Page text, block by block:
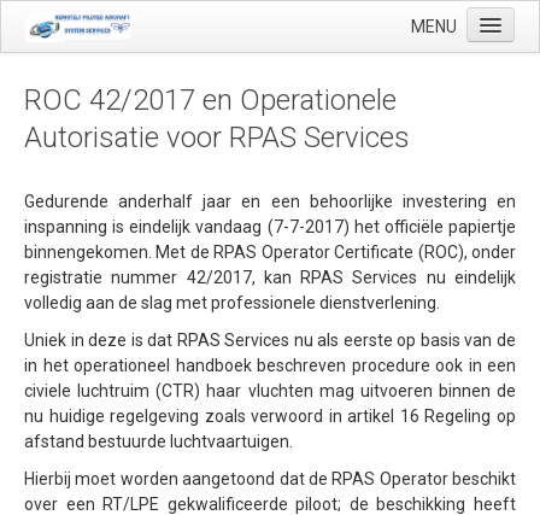
MENU
Toepassingen
Precisielandbouw
Landmeetkundige en geo-mapping
Makelaardij
Olie & Gas inspectie
Tank inspectie
Industriële inspectie
ROC 42/2017 en Operationele
Autorisatie voor RPAS Services
Gedurende anderhalf jaar en een behoorlijke investering en
inspanning is eindelijk vandaag (7-7-2017) het officiële papiertje
binnengekomen. Met de RPAS Operator Certificate (ROC), onder
registratie nummer 42/2017, kan RPAS Services nu eindelijk
volledig aan de slag met professionele dienstverlening.
Uniek in deze is dat RPAS Services nu als eerste op basis van de
in het operationeel handboek beschreven procedure ook in een
civiele luchtruim (CTR) haar vluchten mag uitvoeren binnen de
nu huidige regelgeving zoals verwoord in artikel 16 Regeling op
afstand bestuurde luchtvaartuigen.
Hierbij moet worden aangetoond dat de RPAS Operator beschikt
over een RT/LPE gekwalificeerde piloot; de beschikking heeft